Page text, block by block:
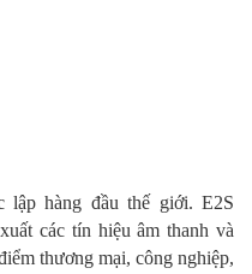
lập hàng đầu thế giới. E2S
các tín hiệu âm thanh và
thương mại, công nghiệp,